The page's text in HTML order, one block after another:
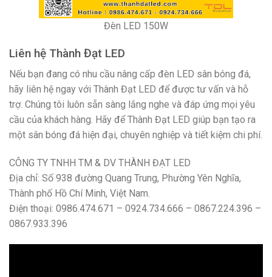
Đèn LED 150W
Liên hệ Thành Đạt LED
Nếu bạn đang có nhu cầu nâng cấp đèn LED sân bóng đá,
hãy liên hệ ngay với Thành Đạt LED để được tư vấn và hỗ
trợ. Chúng tôi luôn sẵn sàng lắng nghe và đáp ứng mọi yêu
cầu của khách hàng. Hãy để Thành Đạt LED giúp bạn tạo ra
một sân bóng đá hiện đại, chuyên nghiệp và tiết kiệm chi phí.
CÔNG TY TNHH TM & DV THÀNH ĐẠT LED
Địa chỉ: Số 938 đường Quang Trung, Phường Yên Nghĩa,
Thành phố Hồ Chí Minh, Việt Nam.
Điện thoại: 0986.474.671 – 0924.734.666 – 0867.224.396 –
0867.933.396